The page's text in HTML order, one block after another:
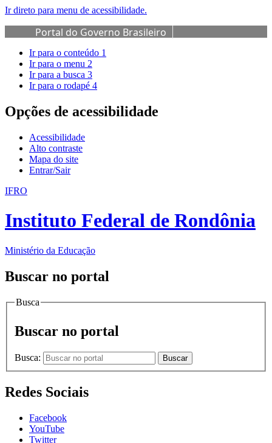
Ir direto para menu de acessibilidade.
Portal do Governo Brasileiro
Ir para o conteúdo 1
Ir para o menu 2
Ir para a busca 3
Ir para o rodapé 4
Opções de acessibilidade
Acessibilidade
Alto contraste
Mapa do site
Entrar/Sair
IFRO
Instituto Federal de Rondônia
Ministério da Educação
Buscar no portal
Busca
Buscar no portal
Busca: Buscar
Redes Sociais
Facebook
YouTube
Twitter